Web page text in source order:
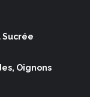
Sucrée
Oignons